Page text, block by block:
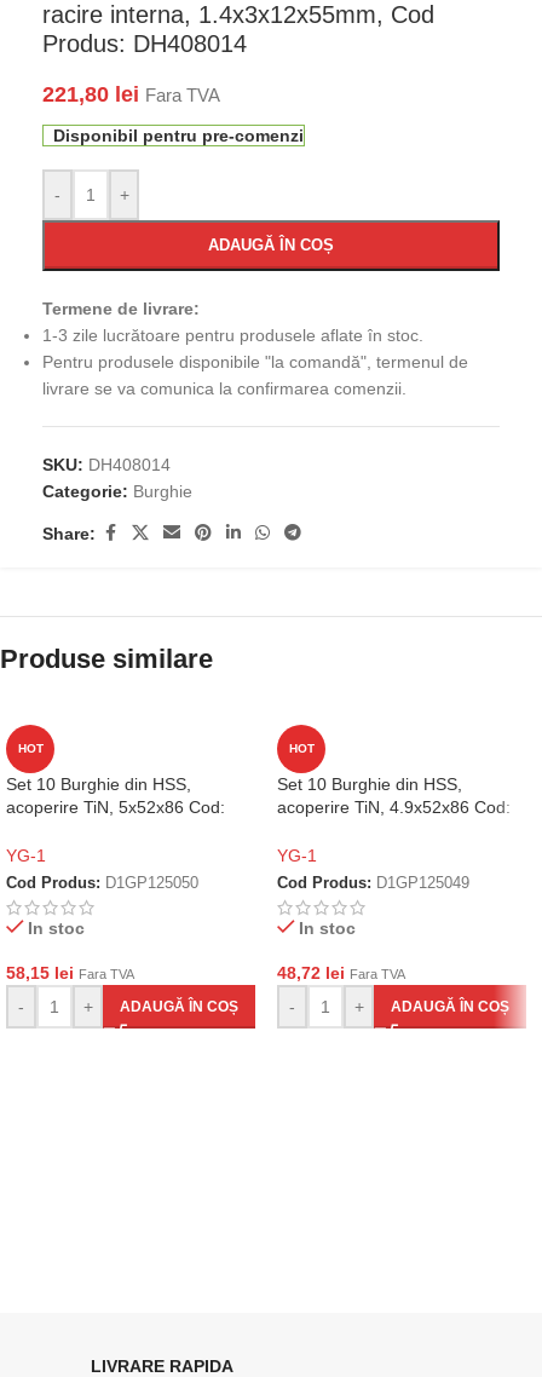
racire interna, 1.4x3x12x55mm, Cod
Produs: DH408014
221,80 lei Fara TVA
Disponibil pentru pre-comenzi
- +
ADAUGĂ ÎN COȘ
Termene de livrare:
1-3 zile lucrătoare pentru produsele aflate în stoc.
Pentru produsele disponibile "la comandă", termenul de
livrare se va comunica la confirmarea comenzii.
SKU: DH408014
Categorie: Burghie
Share:
Produse similare
HOT
Set 10 Burghie din HSS,
acoperire TiN, 5x52x86 Cod:
YG-1
Cod Produs: D1GP125050
In stoc
58,15 lei Fara TVA
- + ADAUGĂ ÎN COȘ
HOT
Set 10 Burghie din HSS,
acoperire TiN, 4.9x52x86 Cod:
YG-1
Cod Produs: D1GP125049
In stoc
48,72 lei Fara TVA
- + ADAUGĂ ÎN COȘ
LIVRARE RAPIDA